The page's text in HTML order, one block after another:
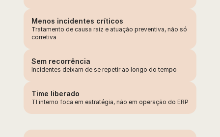
Menos incidentes críticos
Tratamento de causa raiz e atuação preventiva, não só
corretiva
Sem recorrência
Incidentes deixam de se repetir ao longo do tempo
Time liberado
TI interno foca em estratégia, não em operação do ERP